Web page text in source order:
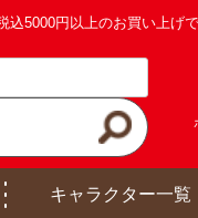
込5000円以上のお買い上げ
キャラクター一覧